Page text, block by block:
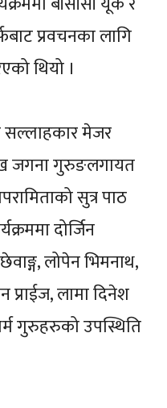
प्रवचनका लागि
थियो ।
सल्लाहकार मेजर
जगना गुरुङलगायत
सुत्र पाठ
दोर्जिन
लोपेन भिमनाथ,
लामा दिनेश
गुरुहरुको उपस्थिति